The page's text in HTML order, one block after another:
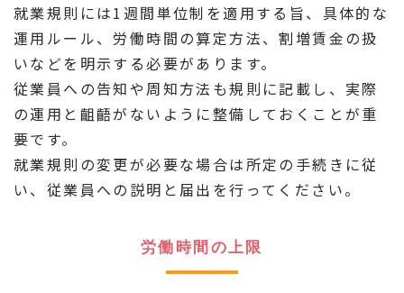
就業規則には1週間単位制を適用する旨、具体的な
運用ルール、労働時間の算定方法、割増賃金の扱
いなどを明示する必要があります。
従業員への告知や周知方法も規則に記載し、実際
の運用と齟齬がないように整備しておくことが重
要です。
就業規則の変更が必要な場合は所定の手続きに従
い、従業員への説明と届出を行ってください。
労働時間の上限